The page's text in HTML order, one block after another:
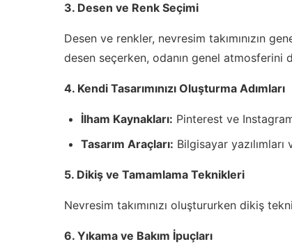
3. Desen ve Renk Seçimi
Desen ve renkler, nevresim takımınızın
desen seçerken, odanın genel atmosferini
4. Kendi Tasarımınızı Oluşturma Adımları
İlham Kaynakları: Pinterest ve
Tasarım Araçları: Bilgisayar
5. Dikiş ve Tamamlama Teknikleri
Nevresim takımınızı oluştururken dikiş
6. Yıkama ve Bakım İpuçları